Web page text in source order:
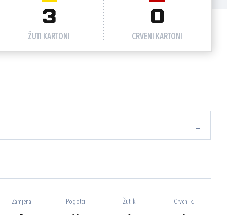
3
ŽUTI KARTONI
0
CRVENI KARTONI
Zamjena Pogotci Žuti k. Crveni k.